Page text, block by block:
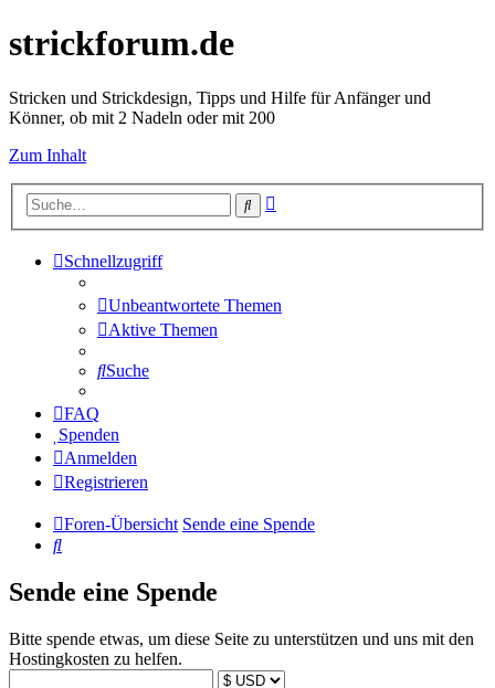
strickforum.de
Stricken und Strickdesign, Tipps und Hilfe für Anfänger und
Könner, ob mit 2 Nadeln oder mit 200
Zum Inhalt
Suche
Schnellzugriff
Unbeantwortete Themen
Aktive Themen
Suche
FAQ
Spenden
Anmelden
Registrieren
Foren-Übersicht Sende eine Spende
Suche
Sende eine Spende
Bitte spende etwas, um diese Seite zu unterstützen und uns mit den
Hostingkosten zu helfen.